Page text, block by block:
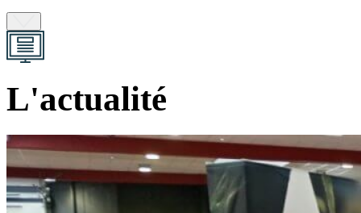
L'actualité